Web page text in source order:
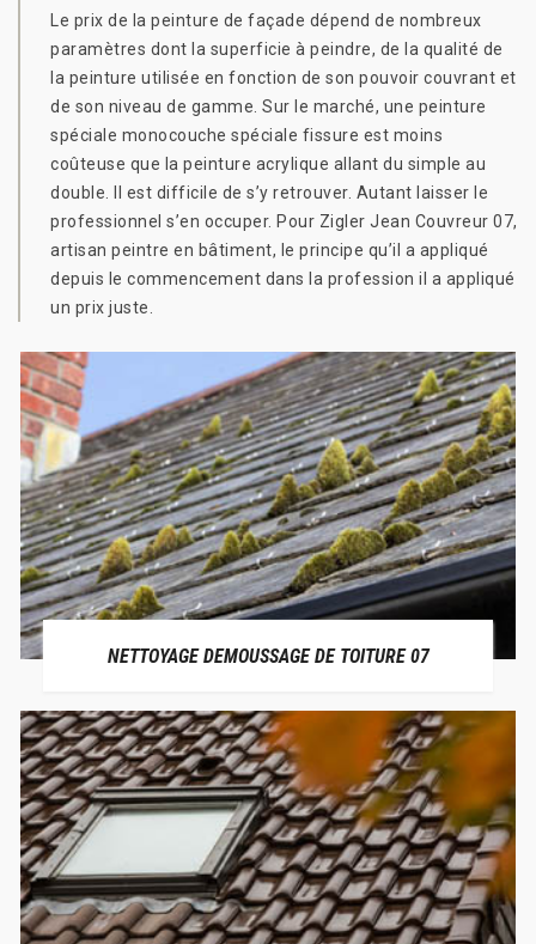
Le prix de la peinture de façade dépend de nombreux
paramètres dont la superficie à peindre, de la qualité de
la peinture utilisée en fonction de son pouvoir couvrant et
de son niveau de gamme. Sur le marché, une peinture
spéciale monocouche spéciale fissure est moins
coûteuse que la peinture acrylique allant du simple au
double. Il est difficile de s’y retrouver. Autant laisser le
professionnel s’en occuper. Pour Zigler Jean Couvreur 07,
artisan peintre en bâtiment, le principe qu’il a appliqué
depuis le commencement dans la profession il a appliqué
un prix juste.
NETTOYAGE DEMOUSSAGE DE TOITURE 07